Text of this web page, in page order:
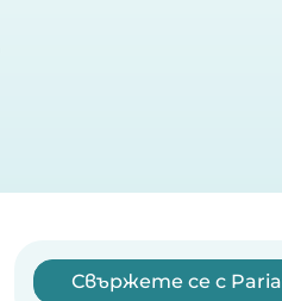
Свържете се с Paria